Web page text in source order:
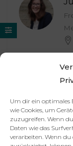
Um dir ein optimales
wie Cookies, um
zuzugreifen. Wenn
Daten wie das
verarbeiten. Wenn
© 2025 va-
Virtuelle